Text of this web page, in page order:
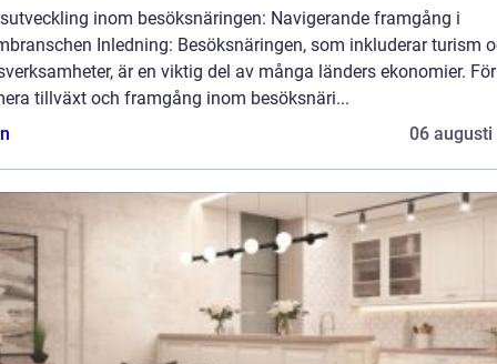
inom besöksnäringen: Navigerande framgång i
Inledning: Besöksnäringen, som inkluderar turism
är en viktig del av många länders ekonomier.
tillväxt och framgång inom besöksnäri...
06 augusti